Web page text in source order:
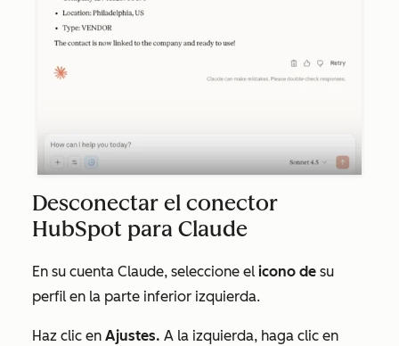
Desconectar el conector
HubSpot para Claude
En su cuenta Claude, seleccione el icono de su
perfil en la parte inferior izquierda.
Haz clic en Ajustes. A la izquierda, haga clic en